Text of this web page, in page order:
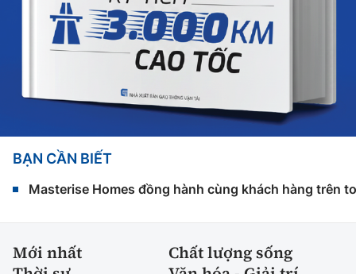
BẠN CẦN BIẾT
Masterise Homes đồng hành cùng khách hàng trên
Mới nhất
Chất lượng sống